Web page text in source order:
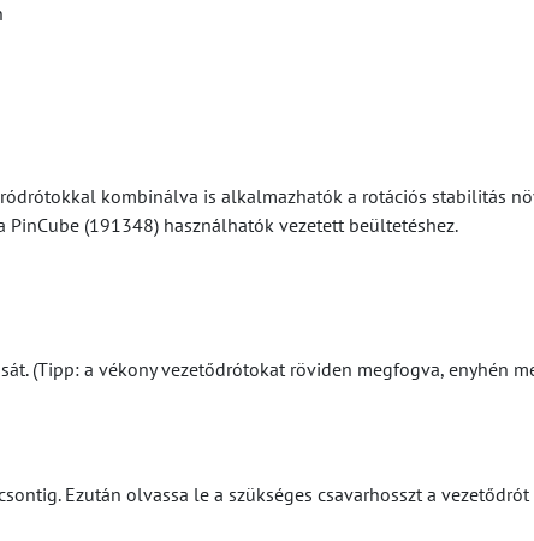
kombinálva is alkalmazhatók a rotációs stabilitás
PinCube (191348) használhatók vezetett beültetéshez.
(Tipp: a vékony vezetődrótokat röviden megfogva, enyhén
Ezután olvassa le a szükséges csavarhosszt a